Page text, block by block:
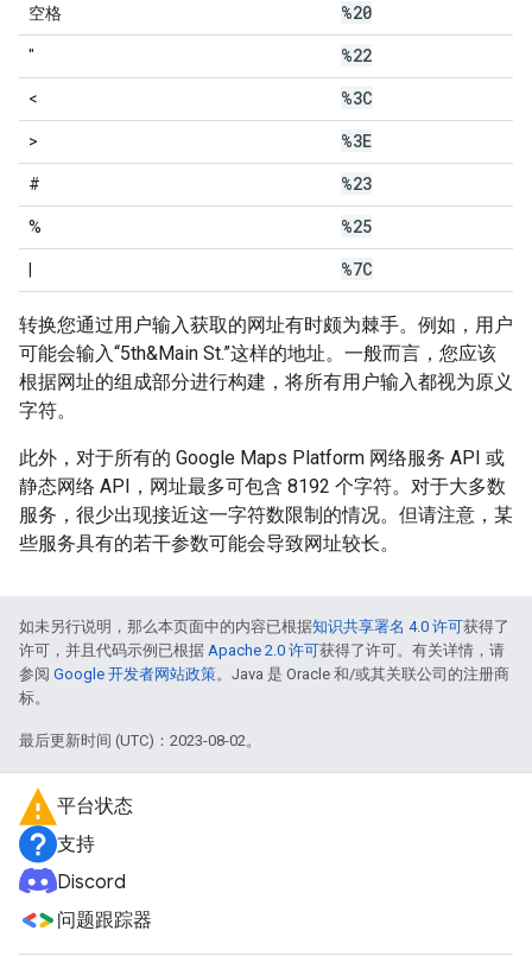
空格 %20
" %22
< %3C
> %3E
# %23
% %25
%7C
转换您通过用户输入获取的网址有时颇为棘手。例如，用户
可能会输入“5th&Main St.”这样的地址。一般而言，您应该
根据网址的组成部分进行构建，将所有用户输入都视为原义
字符。
此外，对于所有的 Google Maps Platform 网络服务 API 或
静态网络 API，网址最多可包含 8192 个字符。对于大多数
服务，很少出现接近这一字符数限制的情况。但请注意，某
些服务具有的若干参数可能会导致网址较长。
如未另行说明，那么本页面中的内容已根据知识共享署名 4.0 许可获得了
许可，并且代码示例已根据 Apache 2.0 许可获得了许可。有关详情，请
参阅 Google 开发者网站政策。Java 是 Oracle 和/或其关联公司的注册商
标。
最后更新时间 (UTC)：2023-08-02。
平台状态
支持
Discord
问题跟踪器